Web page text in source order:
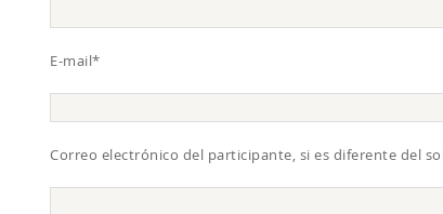
E-mail*
Correo electrónico del participante, si es diferente del